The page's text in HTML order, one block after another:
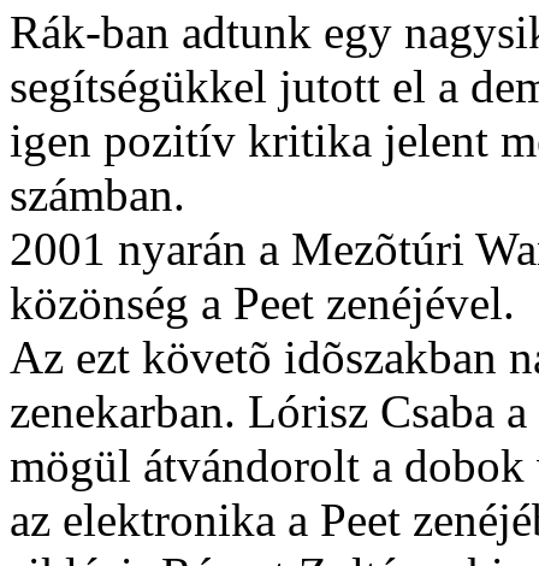
Rák-ban adtunk egy
segítségükkel jutott el a
igen pozitív kritika jelent
számban.
2001 nyarán a Mezõtúri
közönség a Peet zenéjével.
Az ezt követõ idõszakban
zenekarban. Lórisz Csaba
mögül átvándorolt a dobok
az elektronika a Peet